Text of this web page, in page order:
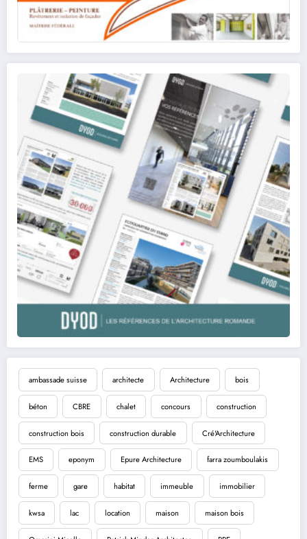
ambassade suisse architecte Architecture bois
béton CBRE chalet concours construction
construction bois construction durable Cré'Architecture
EMS eponym Epure Architecture farra zoumboulakis
ferme gare habitat immeuble immobilier
kwsa lac location maison maison bois